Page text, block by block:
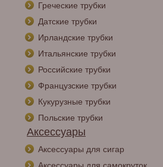
Греческие трубки
Датские трубки
Ирландские трубки
Итальянские трубки
Российские трубки
Французские трубки
Кукурузные трубки
Польские трубки
Аксессуары
Аксессуары для сигар
Vertigo
&
Зажигалка сигарная
двойное турбопламя,
LI750T3